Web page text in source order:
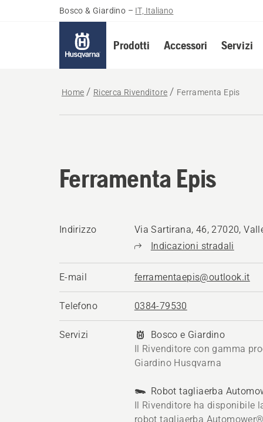
Bosco & Giardino – IT, Italiano
Prodotti Accessori Servizi
Home Ricerca Rivenditore Ferramenta Epis
Ferramenta Epis
Indirizzo
Via Sartirana, 46, 27020,
Indicazioni stradali
E-mail ferramentaepis@outlook.it
Telefono 0384-79530
Servizi
Bosco e Giardino
Il Rivenditore con gamma
Giardino Husqvarna
Robot tagliaerba
Il Rivenditore ha disponibile
robot tagliaerba Automower®